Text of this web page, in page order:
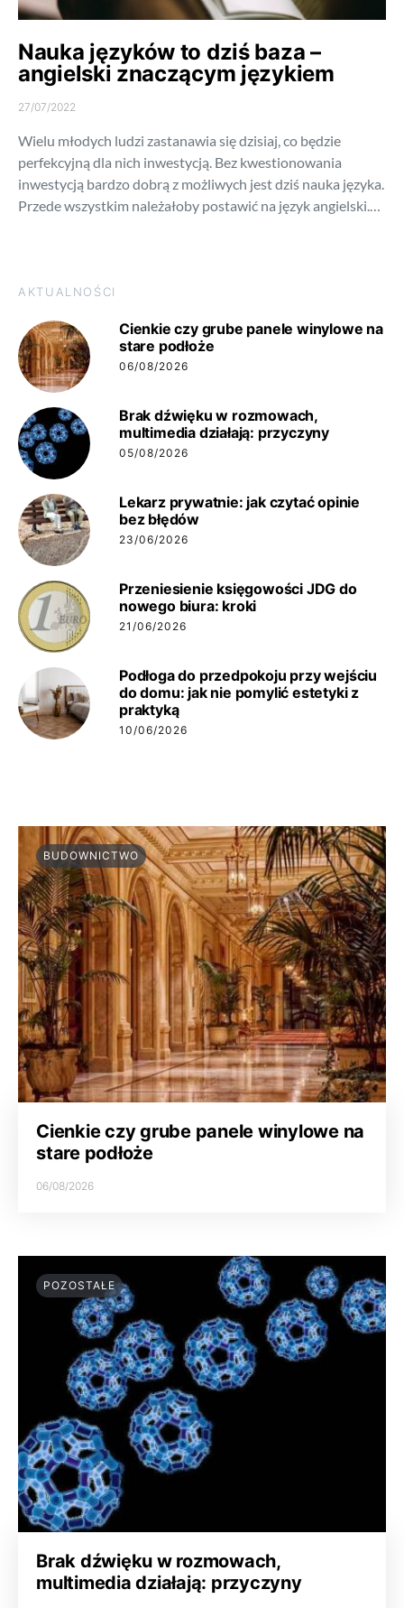
Nauka języków to dziś baza –
angielski znaczącym językiem
27/07/2022
Wielu młodych ludzi zastanawia się dzisiaj, co będzie
perfekcyjną dla nich inwestycją. Bez kwestionowania
inwestycją bardzo dobrą z możliwych jest dziś nauka języka.
Przede wszystkim należałoby postawić na język angielski.…
AKTUALNOŚCI
Cienkie czy grube panele winylowe na
stare podłoże
06/08/2026
Brak dźwięku w rozmowach,
multimedia działają: przyczyny
05/08/2026
Lekarz prywatnie: jak czytać opinie
bez błędów
23/06/2026
Przeniesienie księgowości JDG do
nowego biura: kroki
21/06/2026
Podłoga do przedpokoju przy wejściu
do domu: jak nie pomylić estetyki z
praktyką
10/06/2026
BUDOWNICTWO
Cienkie czy grube panele winylowe na
stare podłoże
06/08/2026
POZOSTAŁE
Brak dźwięku w rozmowach,
multimedia działają: przyczyny